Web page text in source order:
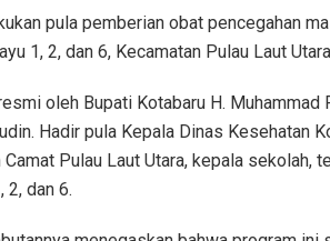
pula pemberian obat pencegahan
1, 2, dan 6, Kecamatan Pulau Laut
oleh Bupati Kotabaru H.
Hadir pula Kepala Dinas Kesehatan
Pulau Laut Utara, kepala sekolah,
2, dan 6.